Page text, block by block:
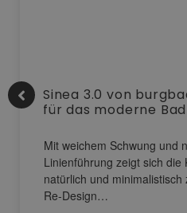
Sinea 3.0 von
für das moderne Bad
Mit weichem Schwung und
Linienführung zeigt sich die
natürlich und
Re-Design…